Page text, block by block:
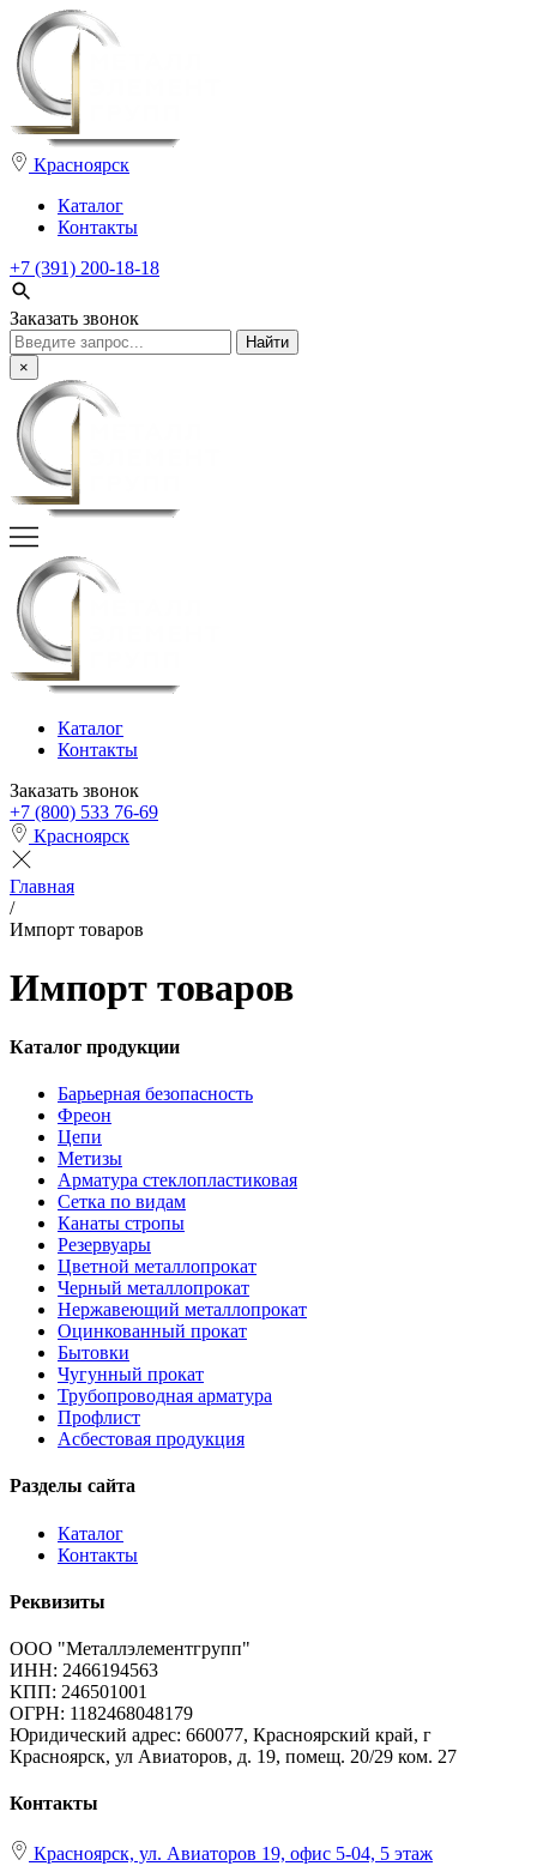
Красноярск
Каталог
Контакты
+7 (391) 200-18-18
Заказать звонок
Поиск:
×
Каталог
Контакты
Заказать звонок
+7 (800) 533 76-69
Красноярск
Главная
/
Импорт товаров
Импорт товаров
Каталог продукции
Барьерная безопасность
Фреон
Цепи
Метизы
Арматура стеклопластиковая
Сетка по видам
Канаты стропы
Резервуары
Цветной металлопрокат
Черный металлопрокат
Нержавеющий металлопрокат
Оцинкованный прокат
Бытовки
Чугунный прокат
Трубопроводная арматура
Профлист
Асбестовая продукция
Разделы сайта
Каталог
Контакты
Реквизиты
ООО "Металлэлементгрупп"
ИНН: 2466194563
КПП: 246501001
ОГРН: 1182468048179
Юридический адрес: 660077, Красноярский край, г
Красноярск, ул Авиаторов, д. 19, помещ. 20/29 ком. 27
Контакты
Красноярск, ул. Авиаторов 19, офис 5-04, 5 этаж